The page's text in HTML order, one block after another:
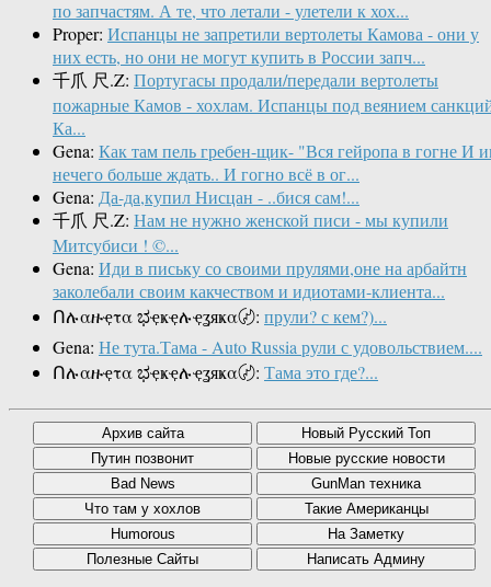
по запчастям. А те, что летали - улетели к хох...
Proper: Испанцы не запретили вертолеты Камова - они у
них есть, но они не могут купить в России запч...
千爪 尺.Z: Португасы продали/передали вертолеты
пожарные Камов - хохлам. Испанцы под веянием
Ка...
Gena: Как там пель гребен-щик- "Вся гейропа в гогне И
нечего больше ждать.. И гогно всё в ог...
Gena: Да-да,купил Нисцан - ..бися сам!...
千爪 尺.Z: Нам не нужно женской писи - мы купили
Митсубиси ! ©...
Gena: Иди в письку со своими прулями,оне на арбайтн
заколебали своим какчеством и идиотами-клиента...
Ոሉαዙҿτα ಭҿҝҿሉҿʓяҝα〄: прули? с кем?)...
Gena: Не тута.Тама - Auto Russia рули с удовольствием....
Ոሉαዙҿτα ಭҿҝҿሉҿʓяҝα〄: Тама это где?...